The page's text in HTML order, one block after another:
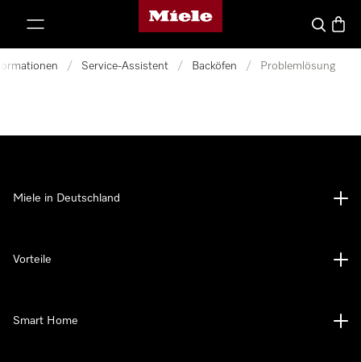
Miele-Homepage
Suche
/ Service-Assistent / Backöfen / Problemlösung
Miele in Deutschland
Vorteile
Smart Home